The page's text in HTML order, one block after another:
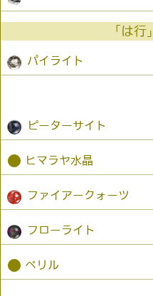
「は行
パイライト
ピーターサイト
● ヒマラヤ水晶
ファイアークォーツ
フローライト
● ベリル